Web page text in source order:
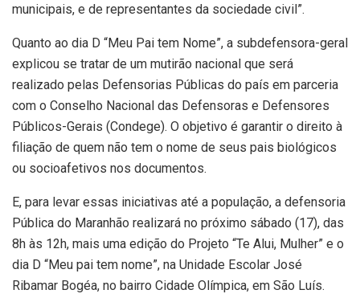
municipais, e de representantes da sociedade civil”.
Quanto ao dia D “Meu Pai tem Nome”, a subdefensora-geral
explicou se tratar de um mutirão nacional que será
realizado pelas Defensorias Públicas do país em parceria
com o Conselho Nacional das Defensoras e Defensores
Públicos-Gerais (Condege). O objetivo é garantir o direito à
filiação de quem não tem o nome de seus pais biológicos
ou socioafetivos nos documentos.
E, para levar essas iniciativas até a população, a defensoria
Pública do Maranhão realizará no próximo sábado (17), das
8h às 12h, mais uma edição do Projeto “Te Alui, Mulher” e o
dia D “Meu pai tem nome”, na Unidade Escolar José
Ribamar Bogéa, no bairro Cidade Olímpica, em São Luís.